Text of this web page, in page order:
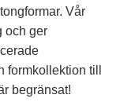
Vår
och ger
formkollektion till
begränsat!